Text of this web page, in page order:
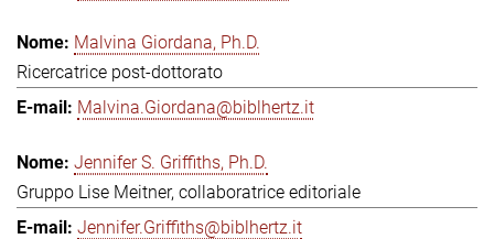
Malvina Giordana, Ph.D.
Ricercatrice post-dottorato
Malvina.Giordana@biblhertz.it
Jennifer S. Griffiths, Ph.D.
Gruppo Lise Meitner, collaboratrice editoriale
Jennifer.Griffiths@biblhertz.it